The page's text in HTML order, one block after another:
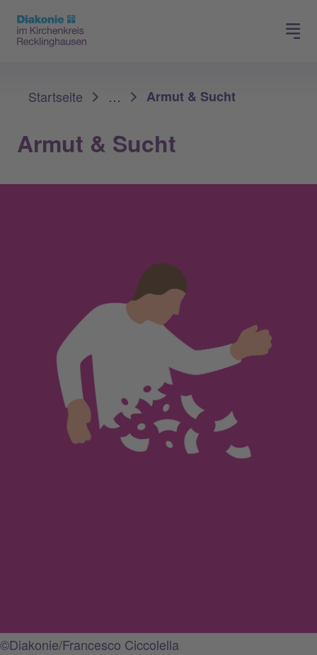
Spenden
Startseite
… Armut & Sucht
Armut & Sucht
©Diakonie/Francesco Ciccolella